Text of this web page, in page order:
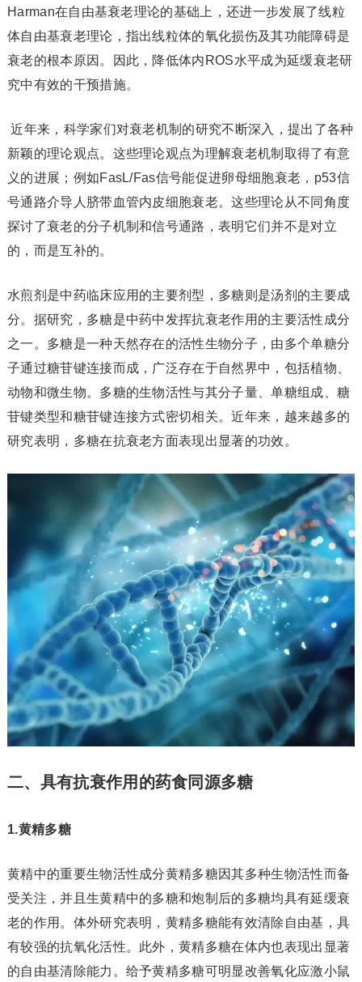
Harman在自由基衰老理论的基础上，还进一步发展了线粒
体自由基衰老理论，指出线粒体的氧化损伤及其功能障碍是
衰老的根本原因。因此，降低体内ROS水平成为延缓衰老研
究中有效的干预措施。
近年来，科学家们对衰老机制的研究不断深入，提出了各种
新颖的理论观点。这些理论观点为理解衰老机制取得了有意
义的进展；例如FasL/Fas信号能促进卵母细胞衰老，p53信
号通路介导人脐带血管内皮细胞衰老。这些理论从不同角度
探讨了衰老的分子机制和信号通路，表明它们并不是对立
的，而是互补的。
水煎剂是中药临床应用的主要剂型，多糖则是汤剂的主要成
分。据研究，多糖是中药中发挥抗衰老作用的主要活性成分
之一。多糖是一种天然存在的活性生物分子，由多个单糖分
子通过糖苷键连接而成，广泛存在于自然界中，包括植物、
动物和微生物。多糖的生物活性与其分子量、单糖组成、糖
苷键类型和糖苷键连接方式密切相关。近年来，越来越多的
研究表明，多糖在抗衰老方面表现出显著的功效。
二、具有抗衰作用的药食同源多糖
1.黄精多糖
黄精中的重要生物活性成分黄精多糖因其多种生物活性而备
受关注，并且生黄精中的多糖和炮制后的多糖均具有延缓衰
老的作用。体外研究表明，黄精多糖能有效清除自由基，具
有较强的抗氧化活性。此外，黄精多糖在体内也表现出显著
的自由基清除能力。给予黄精多糖可明显改善氧化应激小鼠